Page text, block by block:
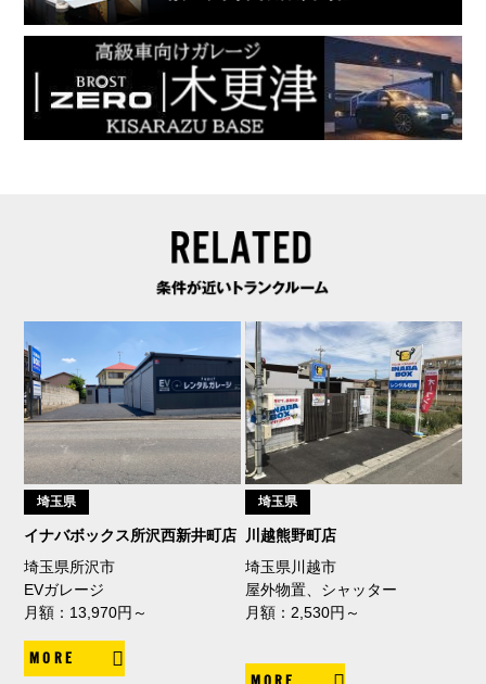
埼玉県
イナバボックス所沢西新井町店
埼玉県所沢市
EVガレージ
月額：13,970円～
MORE
埼玉県
川越熊野町店
埼玉県川越市
屋外物置、シャッター
月額：2,530円～